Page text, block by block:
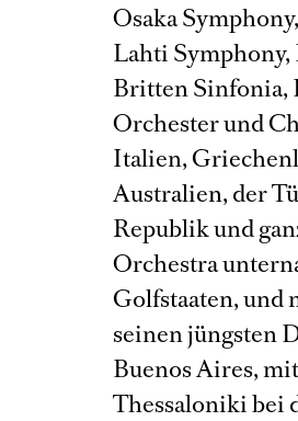
Osaka
Lahti Symphony,
Britten Sinfonia,
Orchester und
Italien,
Australien, der
Republik und
Orchestra
Golfstaaten, und
seinen jüngsten
Buenos Aires,
Thessaloniki bei